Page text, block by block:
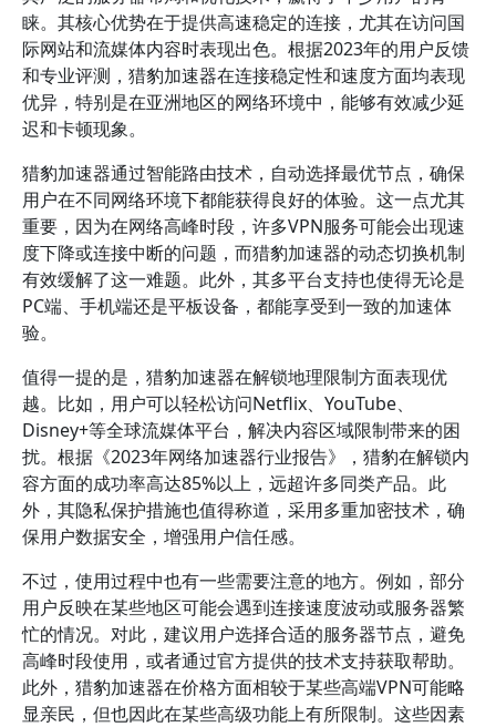
睐。其核心优势在于提供高速稳定的连接，尤其在访问国
际网站和流媒体内容时表现出色。根据2023年的用户反馈
和专业评测，猎豹加速器在连接稳定性和速度方面均表现
优异，特别是在亚洲地区的网络环境中，能够有效减少延
迟和卡顿现象。
猎豹加速器通过智能路由技术，自动选择最优节点，确保
用户在不同网络环境下都能获得良好的体验。这一点尤其
重要，因为在网络高峰时段，许多VPN服务可能会出现速
度下降或连接中断的问题，而猎豹加速器的动态切换机制
有效缓解了这一难题。此外，其多平台支持也使得无论是
PC端、手机端还是平板设备，都能享受到一致的加速体
验。
值得一提的是，猎豹加速器在解锁地理限制方面表现优
越。比如，用户可以轻松访问Netflix、YouTube、
Disney+等全球流媒体平台，解决内容区域限制带来的困
扰。根据《2023年网络加速器行业报告》，猎豹在解锁内
容方面的成功率高达85%以上，远超许多同类产品。此
外，其隐私保护措施也值得称道，采用多重加密技术，确
保用户数据安全，增强用户信任感。
不过，使用过程中也有一些需要注意的地方。例如，部分
用户反映在某些地区可能会遇到连接速度波动或服务器繁
忙的情况。对此，建议用户选择合适的服务器节点，避免
高峰时段使用，或者通过官方提供的技术支持获取帮助。
此外，猎豹加速器在价格方面相较于某些高端VPN可能略
显亲民，但也因此在某些高级功能上有所限制。这些因素